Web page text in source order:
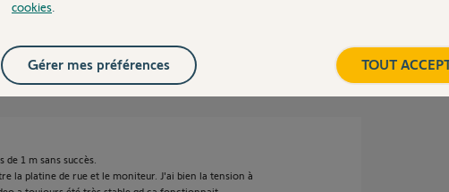
il y a environ un an
1 m sans succès.
la platine de rue et le moniteur. J'ai bien la tension à
cookies
TOUT
Gérer mes préférences